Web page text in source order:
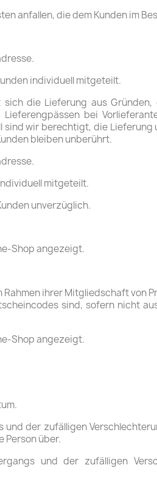
anfallen, die dem Kunden im
individuell mitgeteilt.
die Lieferung aus
bei
wir berechtigt, die
bleiben unberührt.
mitgeteilt.
unverzüglich.
Shop angezeigt.
Rahmen ihrer Mitgliedschaft
sind, sofern nicht
Shop angezeigt.
der zufälligen
Person über.
und der zufälligen